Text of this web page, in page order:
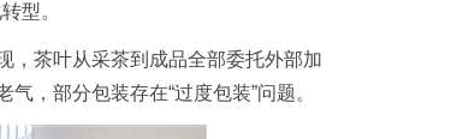
型。
，茶叶从采茶到成品全部委托外部加
，部分包装存在“过度包装”问题。